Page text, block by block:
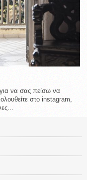
για να σας πείσω να
στο instagram,